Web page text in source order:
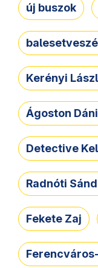
új buszok
Kerényi
Ágoston
Detective
Radnóti
Fekete Zaj